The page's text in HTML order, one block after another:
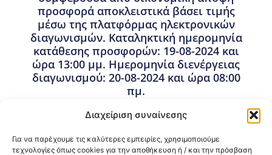
Διαχείριση συναίνεσης
Για να παρέχουμε τις καλύτερες εμπειρίες, χρησιμοποιούμε
τεχνολογίες όπως cookies για την αποθήκευση ή / και την πρόσβαση
προσφορά αποκλειστικά βάσει τιμής
μέσω της πλατφόρμας ηλεκτρονικών
διαγωνισμών. Καταληκτική ημερομηνία
κατάθεσης προσφορών: 19-08-2024 και
ώρα 13:00 μμ. Ημερομηνία διενέργειας
διαγωνισμού: 20-08-2024 και ώρα 08:00
πμ.
8 Φεβρουαρίου, 2024